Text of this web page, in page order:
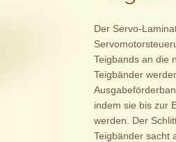
Der Servo-
Teigbands an die
Teigbänder
indem sie bis zur
werden. Der
Teigbänder sacht